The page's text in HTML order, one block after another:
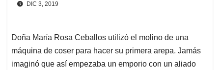
DIC 3, 2019
Doña María Rosa Ceballos utilizó el molino de una
máquina de coser para hacer su primera arepa. Jamás
imaginó que así empezaba un emporio con un aliado